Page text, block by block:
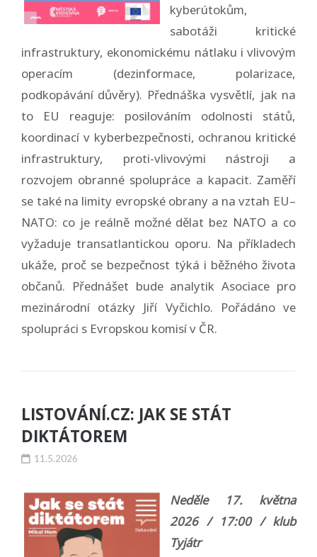
kyberútokům,
sabotáži kritické
infrastruktury, ekonomickému nátlaku i vlivovým
operacím (dezinformace, polarizace,
podkopávání důvěry). Přednáška vysvětlí, jak na
to EU reaguje: posilováním odolnosti států,
koordinací v kyberbezpečnosti, ochranou kritické
infrastruktury, proti-vlivovými nástroji a
rozvojem obranné spolupráce a kapacit. Zaměří
se také na limity evropské obrany a na vztah EU–
NATO: co je reálně možné dělat bez NATO a co
vyžaduje transatlantickou oporu. Na příkladech
ukáže, proč se bezpečnost týká i běžného života
občanů. Přednášet bude analytik Asociace pro
mezinárodní otázky Jiří Vyčichlo. Pořádáno ve
spolupráci s Evropskou komisí v ČR.
LISTOVÁNÍ.CZ: JAK SE STÁT
DIKTÁTOREM
11.5.2026
Neděle 17. května
2026 / 17:00 / klub
Tyjátr